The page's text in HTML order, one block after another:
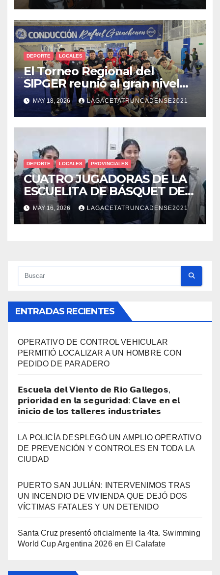
DEPORTE LOCALES
El Torneo Regional del
SIPGER reunió al gran nivel
futbolístico de la Patagonia
en Pico Truncado
MAY 18, 2026 LAGACETATRUNCADENSE2021
DEPORTE LOCALES PROVINCIALES
CUATRO JUGADORAS DE LA
ESCUELITA DE BÁSQUET DE
PICO TRUNCADO FUERON
SELECCIONADAS PARA LOS
JUEGOS EPADE
MAY 16, 2026 LAGACETATRUNCADENSE2021
ENTRADAS RECIENTES
OPERATIVO DE CONTROL VEHICULAR
PERMITIÓ LOCALIZAR A UN HOMBRE CON
PEDIDO DE PARADERO
𝗘𝘀𝗰𝘂𝗲𝗹𝗮 𝗱𝗲𝗹 𝗩𝗶𝗲𝗻𝘁𝗼 𝗱𝗲 𝗥𝗶𝗼 𝗚𝗮𝗹𝗹𝗲𝗴𝗼𝘀,
𝗽𝗿𝗶𝗼𝗿𝗶𝗱𝗮𝗱 𝗲𝗻 𝗹𝗮 𝘀𝗲𝗴𝘂𝗿𝗶𝗱𝗮𝗱: 𝗖𝗹𝗮𝘃𝗲 𝗲𝗻 𝗲𝗹
𝗶𝗻𝗶𝗰𝗶𝗼 𝗱𝗲 𝗹𝗼𝘀 𝘁𝗮𝗹𝗹𝗲𝗿𝗲𝘀 𝗶𝗻𝗱𝘂𝘀𝘁𝗿𝗶𝗮𝗹𝗲𝘀
LA POLICÍA DESPLEGÓ UN AMPLIO OPERATIVO
DE PREVENCIÓN Y CONTROLES EN TODA LA
CIUDAD
PUERTO SAN JULIÁN: INTERVENIMOS TRAS
UN INCENDIO DE VIVIENDA QUE DEJÓ DOS
VÍCTIMAS FATALES Y UN DETENIDO
Santa Cruz presentó oficialmente la 4ta. Swimming
World Cup Argentina 2026 en El Calafate